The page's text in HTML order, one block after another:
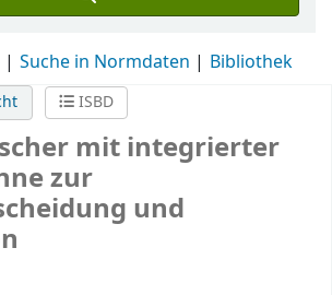
Suche in Normdaten Bibliothek
ISBD
mit integrierter
zur
und